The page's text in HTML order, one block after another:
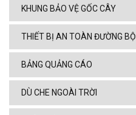
KHUNG BẢO VỆ GỐC CÂY
THIẾT BỊ AN TOÀN ĐƯỜNG BỘ
BẢNG QUẢNG CÁO
DÙ CHE NGOÀI TRỜI